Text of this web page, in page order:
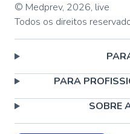
© Medprev, 2026, live
Todos os direitos
PARA
SOBRE